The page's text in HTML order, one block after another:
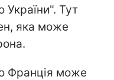
України". Тут
яка може
Франція може